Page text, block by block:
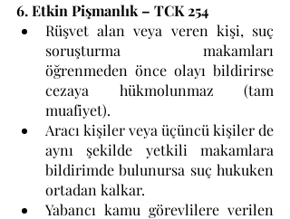
6. Etkin Pişmanlık – TCK 254
Rüşvet alan veya veren kişi, suç
soruşturma makamları
öğrenmeden önce olayı bildirirse
cezaya hükmolunmaz (tam
muafiyet).
Aracı kişiler veya üçüncü kişiler de
aynı şekilde yetkili makamlara
bildirimde bulunursa suç hukuken
ortadan kalkar.
Yabancı kamu görevlilere verilen